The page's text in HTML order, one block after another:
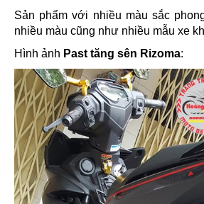
Sản phẩm với nhiều màu sắc
nhiều màu cũng như nhiều mẫu xe
Hình ảnh Past tăng sên Rizoma: